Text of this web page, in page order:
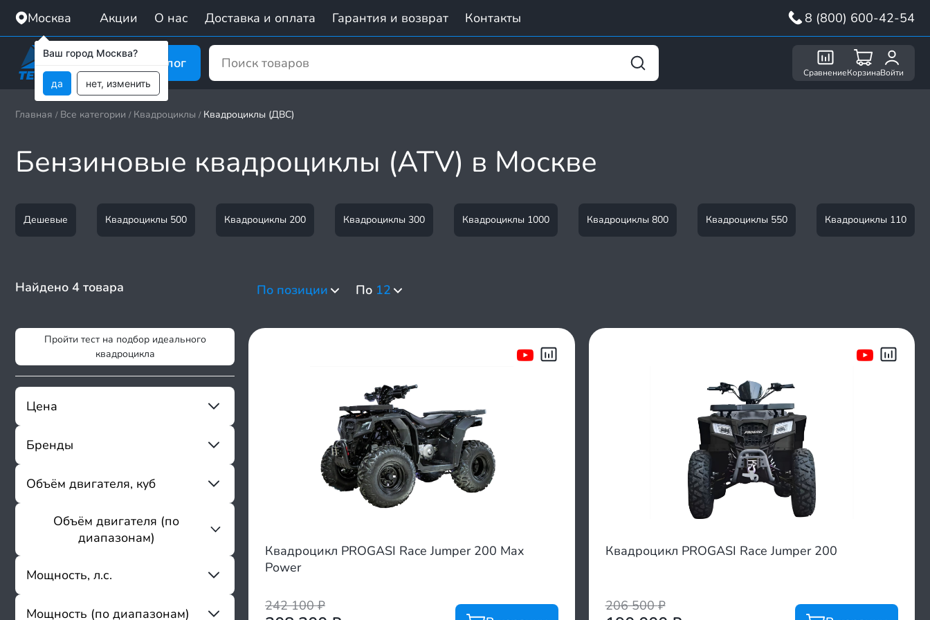
Москва Акции О нас Доставка и оплата Гарантия и возврат Контакты 8 (800) 600-42-54
Каталог
СравнениеКорзинаВойти
Главная / Все категории / Квадроциклы / Квадроциклы (ДВС)
Бензиновые квадроциклы (ATV) в Москве
Дешевые Квадроциклы 500 Квадроциклы 200 Квадроциклы 300 Квадроциклы 1000 Квадроциклы 800 Квадроциклы 550 Квадроциклы 110
Найдено 4 товара По позиции По 12
Пройти тест на подбор идеального
квадроцикла
Цена
От
Бренды
Sharmax
Shorner
Tiger
Access
AFC
Объём двигателя, куб
До
Объём двигателя (по
диапазонам)
До 49
125 - 149
Мощность, л.с.
От До
Мощность (по диапазонам)
Квадроцикл PROGASI Race Jumper 200 Max
Power
242 100₽
Квадроцикл PROGASI Race Jumper 200
206 500₽
Ваш город Москва?
да нет, изменить